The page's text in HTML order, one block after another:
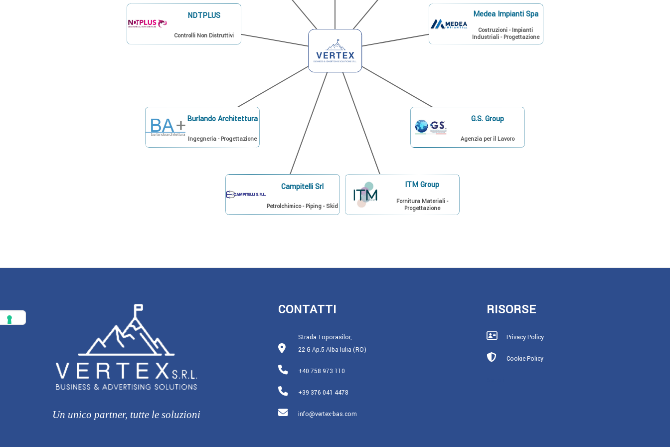
Medea Impianti Spa
Costruzioni - Impianti
Industriali - Progettazione
G.S. Group
Agenzia per il Lavoro
ITM Group
Fornitura Materiali -
Progettazione
Campitelli Srl
Petrolchimico - Piping - Skid
Burlando Architettura
Ingegneria - Progettazione
NDTPLUS
Controlli Non Distruttivi
Un unico partner, tutte le soluzioni
CONTATTI
Strada Toporasilor,
22 G Ap.5 Alba Iulia (RO)
+40 758 973 110
+39 376 041 4478
info@vertex-bas.com
RISORSE
Privacy Policy
Cookie Policy